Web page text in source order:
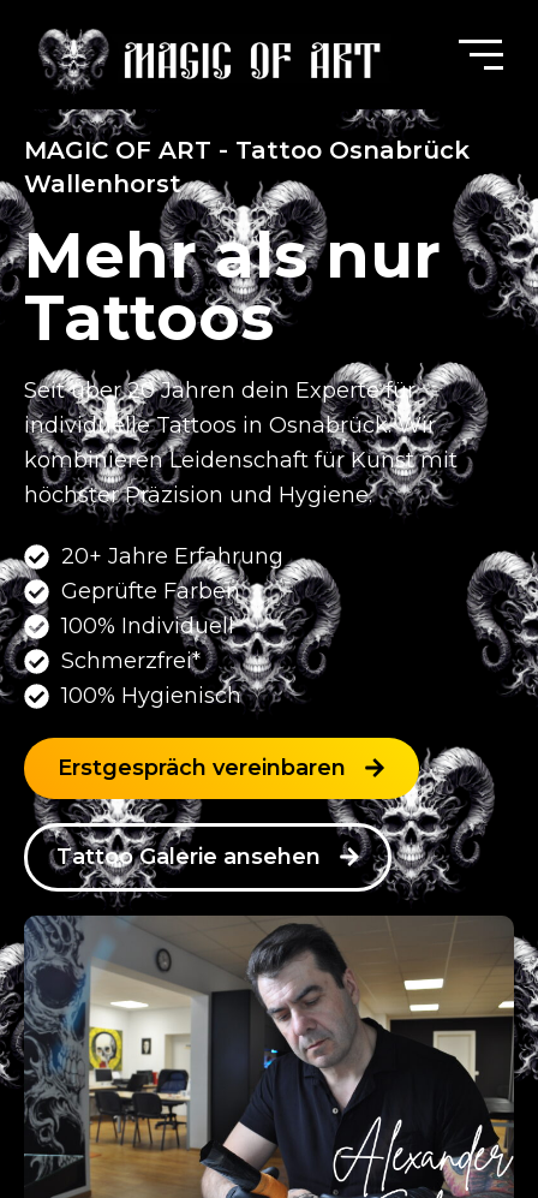
MAGIC OF ART - Tattoo Osnabrück
Wallenhorst
Mehr als nur
Tattoos
Seit über 20 Jahren dein Experte für
individuelle Tattoos in Osnabrück.Wir
kombinieren Leidenschaft für Kunst mit
höchster Präzision und Hygiene.
20+ Jahre Erfahrung
Geprüfte Farben
100% Individuell
Schmerzfrei*
100% Hygienisch
Erstgespräch vereinbaren
Tattoo Galerie ansehen